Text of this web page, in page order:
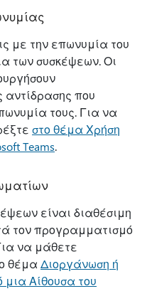
με την επωνυμία του
των συσκέψεων. Οι
που
τους. Για να
στο θέμα Χρήση
Teams.
είναι διαθέσιμη
τον προγραμματισμό
να μάθετε
θέμα Διοργάνωση ή
Αίθουσα του